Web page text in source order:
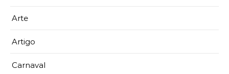
Arte
Artigo
Carnaval